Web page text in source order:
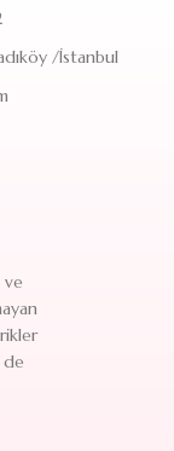
/İstanbul
ve
de